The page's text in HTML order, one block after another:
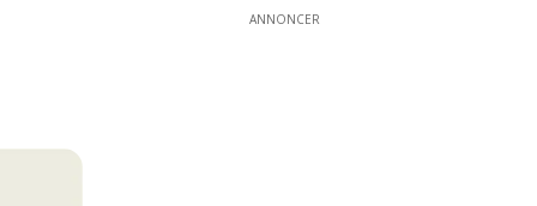
ANNONCER